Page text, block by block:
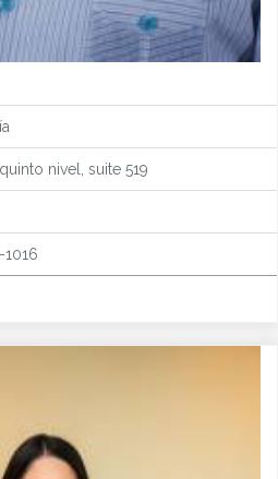
nivel, suite 519